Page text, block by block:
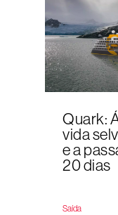
Quark:
vida
e a
20 dias
Saída